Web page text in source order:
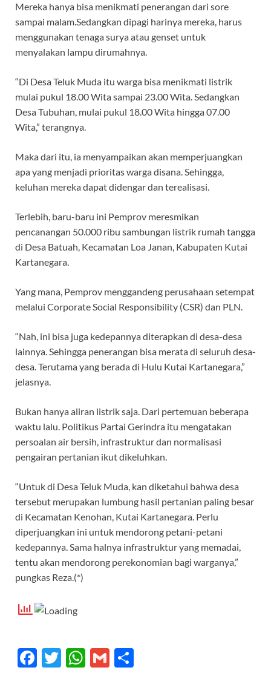
Mereka hanya bisa menikmati penerangan dari sore
sampai malam.Sedangkan dipagi harinya mereka, harus
menggunakan tenaga surya atau genset untuk
menyalakan lampu dirumahnya.
“Di Desa Teluk Muda itu warga bisa menikmati listrik
mulai pukul 18.00 Wita sampai 23.00 Wita. Sedangkan
Desa Tubuhan, mulai pukul 18.00 Wita hingga 07.00
Wita,” terangnya.
Maka dari itu, ia menyampaikan akan memperjuangkan
apa yang menjadi prioritas warga disana. Sehingga,
keluhan mereka dapat didengar dan terealisasi.
Terlebih, baru-baru ini Pemprov meresmikan
pencanangan 50.000 ribu sambungan listrik rumah tangga
di Desa Batuah, Kecamatan Loa Janan, Kabupaten Kutai
Kartanegara.
Yang mana, Pemprov menggandeng perusahaan setempat
melalui Corporate Social Responsibility (CSR) dan PLN.
“Nah, ini bisa juga kedepannya diterapkan di desa-desa
lainnya. Sehingga penerangan bisa merata di seluruh desa-
desa. Terutama yang berada di Hulu Kutai Kartanegara,”
jelasnya.
Bukan hanya aliran listrik saja. Dari pertemuan beberapa
waktu lalu. Politikus Partai Gerindra itu mengatakan
persoalan air bersih, infrastruktur dan normalisasi
pengairan pertanian ikut dikeluhkan.
“Untuk di Desa Teluk Muda, kan diketahui bahwa desa
tersebut merupakan lumbung hasil pertanian paling besar
di Kecamatan Kenohan, Kutai Kartanegara. Perlu
diperjuangkan ini untuk mendorong petani-petani
kedepannya. Sama halnya infrastruktur yang memadai,
tentu akan mendorong perekonomian bagi warganya,”
pungkas Reza.(*)
F
T
W G